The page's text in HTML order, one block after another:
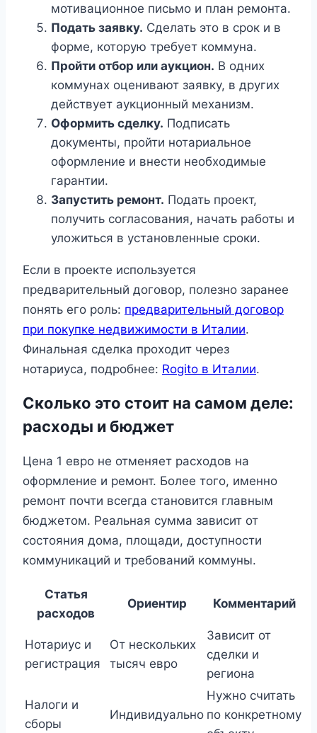
мотивационное письмо и план ремонта.
Подать заявку. Сделать это в срок и в
форме, которую требует коммуна.
Пройти отбор или аукцион. В одних
коммунах оценивают заявку, в других
действует аукционный механизм.
Оформить сделку. Подписать
документы, пройти нотариальное
оформление и внести необходимые
гарантии.
Запустить ремонт. Подать проект,
получить согласования, начать работы и
уложиться в установленные сроки.
Если в проекте используется
предварительный договор, полезно заранее
понять его роль: предварительный договор
при покупке недвижимости в Италии.
Финальная сделка проходит через
нотариуса, подробнее: Rogito в Италии.
Сколько это стоит на самом деле:
расходы и бюджет
Цена 1 евро не отменяет расходов на
оформление и ремонт. Более того, именно
ремонт почти всегда становится главным
бюджетом. Реальная сумма зависит от
состояния дома, площади, доступности
коммуникаций и требований коммуны.
Статья
расходов
Ориентир Комментарий
Нотариус и
регистрация
От нескольких
тысяч евро
Зависит от
сделки и
региона
Налоги и
сборы
Индивидуально
Нужно считать
по конкретному